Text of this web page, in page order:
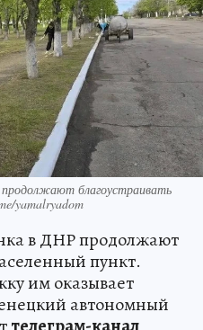
благоустраивать
yamalryadom
в ДНР продолжают
пункт.
им оказывает
автономный